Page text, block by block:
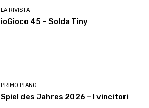
LA RIVISTA
ioGioco 45 – Solda Tiny
PRIMO PIANO
Spiel des Jahres 2026 – I vincitori